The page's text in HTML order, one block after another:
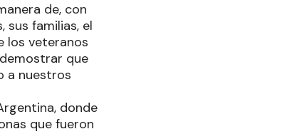
de, con
familias, el
los veteranos
que
a nuestros
donde
que fueron